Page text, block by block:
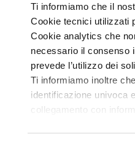
Ti informiamo che il
Cookie tecnici utilizzati
Cookie analytics che
necessario il consenso
prevede l’utilizzo dei
Ti informiamo inoltre
identificazione univoca
collegamento con